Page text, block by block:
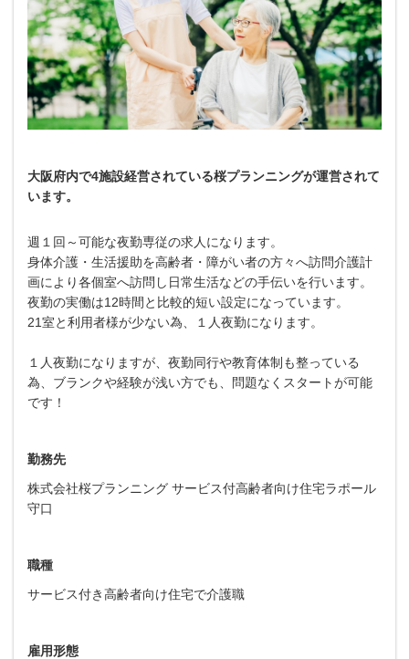
大阪府内で4施設経営されている桜プランニングが運営されて
います。
週１回～可能な夜勤専従の求人になります。
身体介護・生活援助を高齢者・障がい者の方々へ訪問介護計
画により各個室へ訪問し日常生活などの手伝いを行います。
夜勤の実働は12時間と比較的短い設定になっています。
21室と利用者様が少ない為、１人夜勤になります。
１人夜勤になりますが、夜勤同行や教育体制も整っている
為、ブランクや経験が浅い方でも、問題なくスタートが可能
です！
勤務先
株式会社桜プランニング サービス付高齢者向け住宅ラポール
守口
職種
サービス付き高齢者向け住宅で介護職
雇用形態